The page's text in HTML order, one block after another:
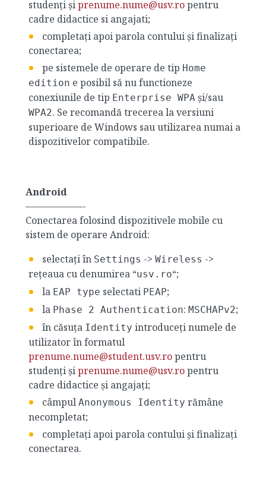
studenți șiprenume.nume@usv.ropentru
cadre didactice si angajati;
completați apoi parola contului și finalizați
conectarea;
pe sistemele de operare de tip Home
edition e posibil să nu functioneze
conexiunile de tip Enterprise WPAși/sau
WPA2. Se recomandă trecerea la versiuni
superioare de Windows sau utilizarea numai a
dispozitivelor compatibile.
Android
——————-
Conectarea folosind dispozitivele mobile cu
sistem de operare Android:
selectați în Settings -> Wireless ->
rețeaua cu denumirea “usv.ro“;
la EAP type selectati PEAP;
la Phase 2 Authentication: MSCHAPv2;
în căsuța Identity introduceți numele de
utilizator în formatul
prenume.nume@student.usv.ropentru
studenți șiprenume.nume@usv.ropentru
cadre didactice și angajați;
câmpul Anonymous Identity rămâne
necompletat;
completați apoi parola contului și finalizați
conectarea.